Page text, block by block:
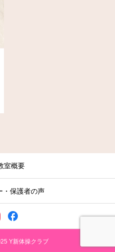
室概要
・保護者の声
Y新体操クラブ